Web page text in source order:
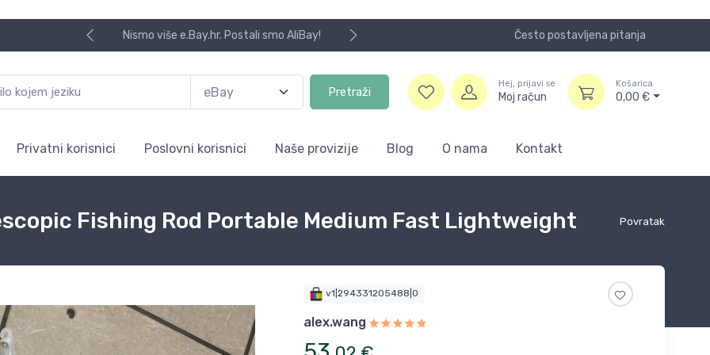
Nismo više e.Bay.hr. Postali smo AliBay! Često postavljena pitanja
Pretraži
Hej, prijavi se
Moj račun
Košarica
0,00 €
Privatni korisnici Poslovni korisnici Naše provizije Blog O nama Kontakt
Povratak
Fishing Rod Portable Medium Fast Lightweight
v1|294331205488|0
alex.wang